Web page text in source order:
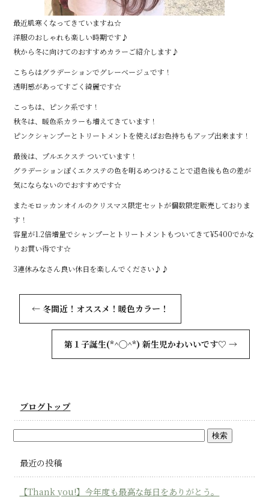
最近肌寒くなってきていますね☆
洋服のおしゃれも楽しい時期です♪
秋から冬に向けてのおすすめカラーご紹介します♪
こちらはグラデーションでグレーベージュです！
透明感があってすごく綺麗です☆
こっちは、ピンク系です！
秋冬は、暖色系カラーも増えてきています！
ピンクシャンプーとトリートメントを使えばお色持ちもアップ出来ます！
最後は、プルエクステ ついています！
グラデーションぽくエクステの色を明るめつけることで退色後も色の差が
気にならないのでおすすめです☆
またモロッカンオイルのクリスマス限定セットが個数限定販売しておりま
す！
容量が1.2倍増量でシャンプーとトリートメントもついてきて¥5400でかな
りお買い得です☆
3連休みなさん良い休日を楽しんでください♪♪
← 冬間近！オススメ！暖色カラー！
第１子誕生(*^◯^*) 新生児かわいいです♡ →
ブログトップ
最近の投稿
【Thank you!】今年度も最高な毎日をありがとう。